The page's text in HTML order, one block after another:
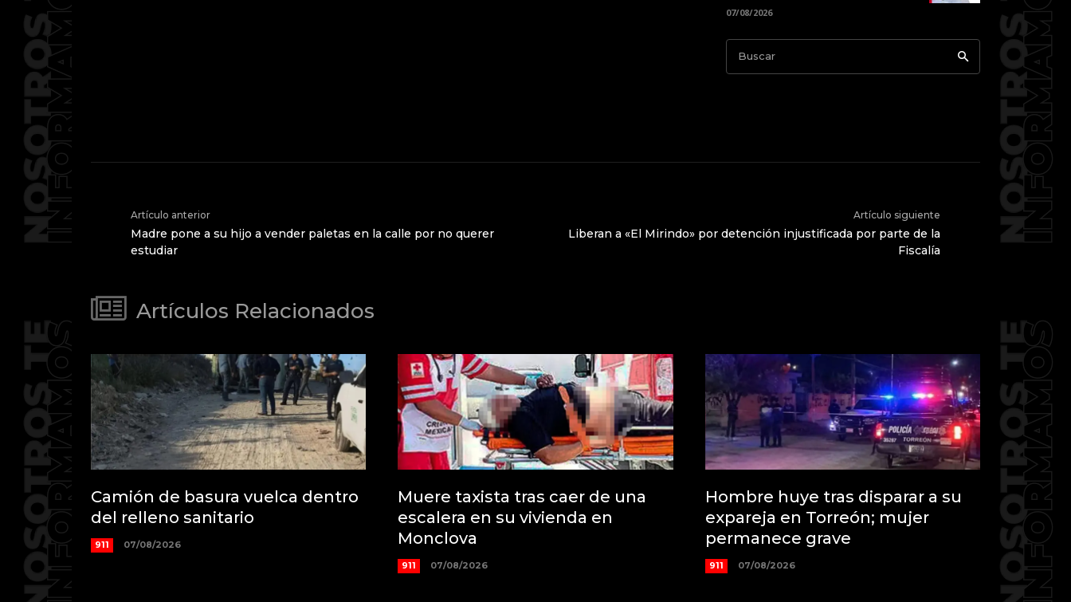
07/08/2026
Buscar
Artículo anterior
Madre pone a su hijo a vender paletas en la calle por no querer
estudiar
Artículo siguiente
Liberan a «El Mirindo» por detención injustificada por parte de la
Fiscalía
Artículos Relacionados
Camión de basura vuelca dentro
del relleno sanitario
911 07/08/2026
Muere taxista tras caer de una
escalera en su vivienda en
Monclova
911 07/08/2026
Hombre huye tras disparar a su
expareja en Torreón; mujer
permanece grave
911 07/08/2026